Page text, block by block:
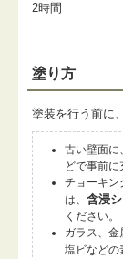
2時間
塗り方
塗装を行う前に
古い壁面に
どで事前に
チョーキン
は、 含浸
ください。
ガラス、
塩ビなどの